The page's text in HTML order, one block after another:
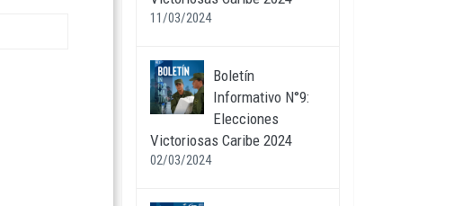
11/03/2024
Boletín
Informativo N°9:
Elecciones
Victoriosas Caribe 2024
02/03/2024